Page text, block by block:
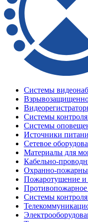
Системы
Системы
Системы
Источники
Сетевое
Материалы для
Кабельно-
Охранно-
Пожаротушение и
Противопожарное
Системы контроля